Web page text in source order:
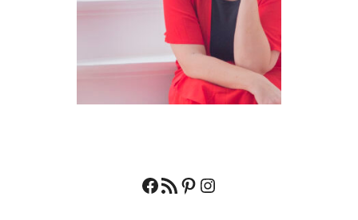
Facebook
RSS feedPinterest
Instagram